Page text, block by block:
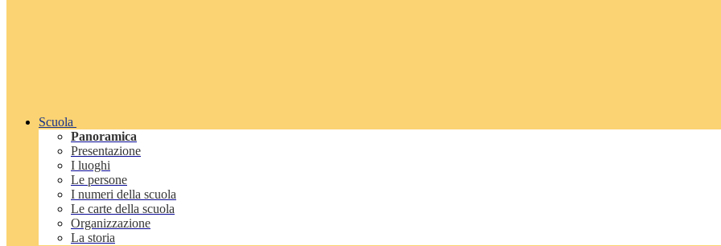
Scuola
Panoramica
Presentazione
I luoghi
Le persone
I numeri della scuola
Le carte della scuola
Organizzazione
La storia